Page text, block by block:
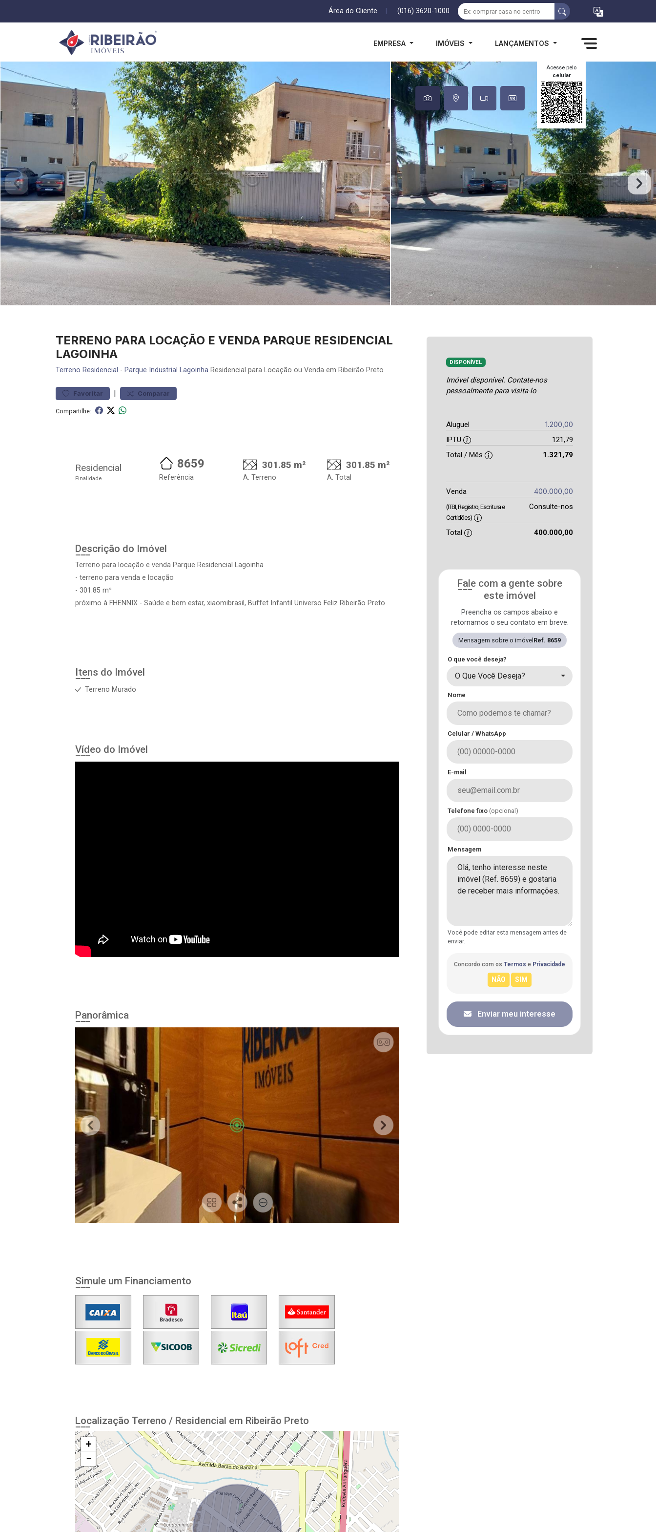
Área do Cliente (016) 3620-1000
EMPRESA IMÓVEIS LANÇAMENTOS
Acesse pelo
celular
TERRENO PARA LOCAÇÃO E VENDA PARQUE RESIDENCIAL
LAGOINHA
Terreno Residencial - Parque Industrial Lagoinha Residencial para Locação ou Venda em Ribeirão Preto
Favoritar | Comparar
Compartilhe:
Residencial
Finalidade
8659
Referência
301.85 m²
A. Terreno
301.85 m²
A. Total
Descrição do Imóvel
Terreno para locação e venda Parque Residencial Lagoinha
- terreno para venda e locação
- 301.85 m²
próximo à FHENNIX - Saúde e bem estar, xiaomibrasil, Buffet Infantil Universo Feliz Ribeirão Preto
Itens do Imóvel
Terreno Murado
Vídeo do Imóvel
Panorâmica
Simule um Financiamento
Localização Terreno / Residencial em Ribeirão Preto
+
−
DISPONÍVEL
Imóvel disponível. Contate-nos
pessoalmente para visita-lo
Aluguel 1.200,00
IPTU
121,79
Total / Mês
1.321,79
Venda 400.000,00
(ITBI, Registro, Escritura e
Certidões)
Consulte-nos
Total 400.000,00
Fale com a gente sobre
este imóvel
Preencha os campos abaixo e
retornamos o seu contato em breve.
Mensagem sobre o imóvel Ref. 8659
O que você deseja?
O Que Você Deseja?
Nome
Celular / WhatsApp
E-mail
Telefone fixo (opcional)
Mensagem
Você pode editar esta mensagem antes de
enviar.
Concordo com os Termos e Privacidade
Enviar meu interesse